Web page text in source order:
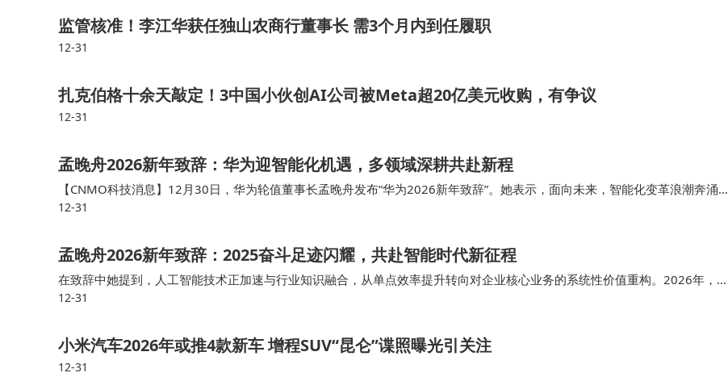
监管核准！李江华获任独山农商行董事长 需3个月内到任履职
12-31
扎克伯格十余天敲定！3中国小伙创AI公司被Meta超20亿美元收购，有争议
12-31
孟晚舟2026新年致辞：华为迎智能化机遇，多领域深耕共赴新程
【CNMO科技消息】12月30日，华为轮值董事长孟晚舟发布“华为2026新年致辞”。她表示，面向未来，智能化变革浪潮奔涌，
这是华为面临的长期战略机遇。华为深入行业，在医疗病理、炼钢炉温预测、油气勘探等领域探索…
12-31
孟晚舟2026新年致辞：2025奋斗足迹闪耀，共赴智能时代新征程
在致辞中她提到，人工智能技术正加速与行业知识融合，从单点效率提升转向对企业核心业务的系统性价值重构。2026年，华
为将始终从消费者体验出发，繁荣鸿蒙生态，畅享AI体验，为终端消费者带来更多惊喜。 在生态伙…
12-31
小米汽车2026年或推4款新车 增程SUV“昆仑”谍照曝光引关注
12-31